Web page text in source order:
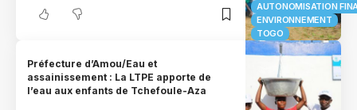
AUTONOMISATION
ENVIRONNEMENT
TOGO
Préfecture d’Amou/Eau et
assainissement : La LTPE apporte de
l’eau aux enfants de Tchefoule-Aza